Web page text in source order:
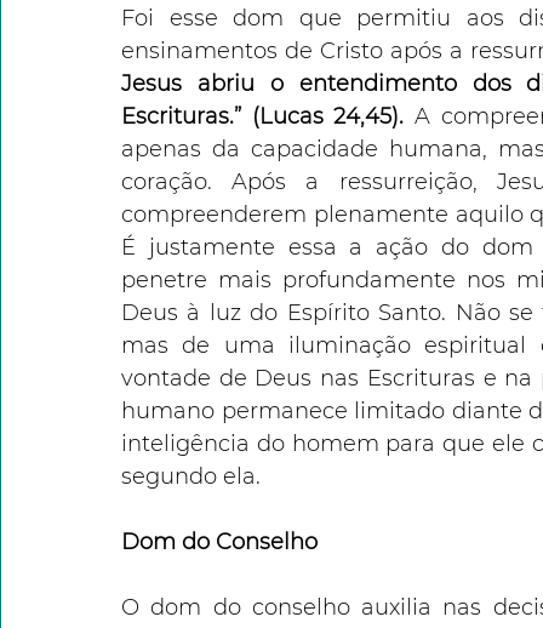
Foi esse dom que permitiu aos
ensinamentos de Cristo após a
Jesus abriu o entendimento dos
Escrituras.” (Lucas 24,45). A
apenas da capacidade humana,
coração. Após a ressurreição,
compreenderem plenamente aquilo
É justamente essa a ação do
penetre mais profundamente nos
Deus à luz do Espírito Santo. Não
mas de uma iluminação
vontade de Deus nas Escrituras e
humano permanece limitado diante
inteligência do homem para que ele
segundo ela.
Dom do Conselho
O dom do conselho auxilia nas